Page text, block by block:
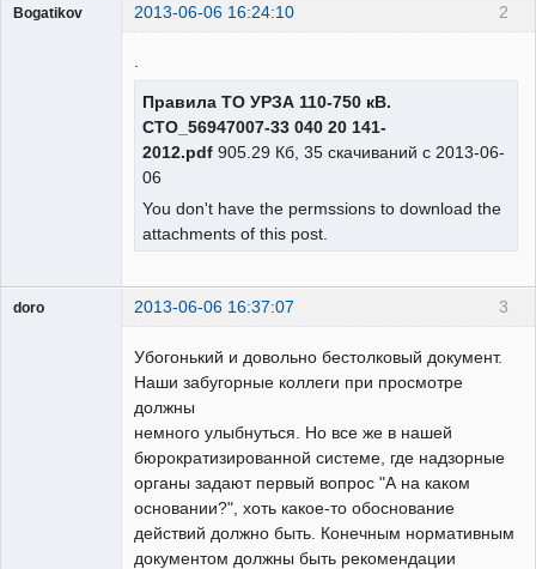
2
Bogatikov 2013-06-06 16:24:10
.
Правила ТО УРЗА 110-750 кВ.
СТО_56947007-33 040 20 141-
2012.pdf 905.29 Кб, 35 скачиваний с 2013-06-
06
You don't have the permssions to download the
attachments of this post.
3
doro 2013-06-06 16:37:07
Убогонький и довольно бестолковый документ.
Наши забугорные коллеги при просмотре
должны
немного улыбнуться. Но все же в нашей
бюрократизированной системе, где надзорные
органы задают первый вопрос "А на каком
основании?", хоть какое-то обоснование
действий должно быть. Конечным нормативным
документом должны быть рекомендации